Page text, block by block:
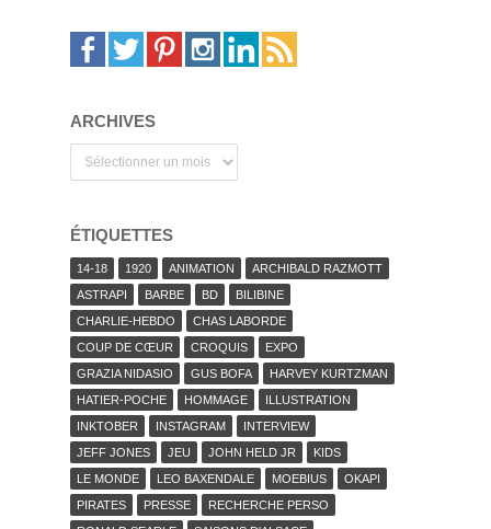
ARCHIVES
ÉTIQUETTES
14-18 1920 ANIMATION
ARCHIBALD RAZMOTT
ASTRAPI
BARBE BD
BILIBINE
CHARLIE-HEBDO
CHAS LABORDE
COUP DE CŒUR
CROQUIS
EXPO
GRAZIA NIDASIO
GUS BOFA
HARVEY KURTZMAN
HATIER-POCHE
HOMMAGE
ILLUSTRATION
INKTOBER
INSTAGRAM
INTERVIEW
JEFF JONES
JEU JOHN HELD JR
KIDS
LE MONDE
LEO BAXENDALE MOEBIUS
OKAPI
PIRATES
PRESSE
RECHERCHE PERSO